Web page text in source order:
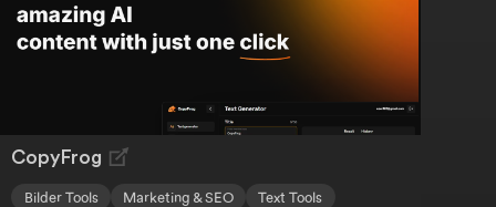
CopyFrog
Bilder Tools Marketing & SEO Text Tools